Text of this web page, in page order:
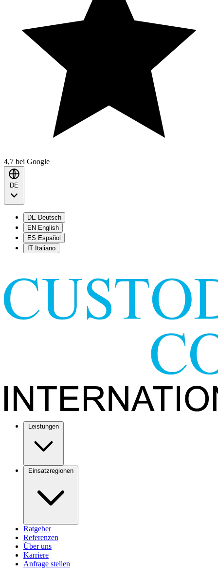
4,7 bei Google
DE
DE Deutsch
EN English
ES Español
IT Italiano
Ratgeber
Referenzen
Über uns
Karriere
Anfrage stellen